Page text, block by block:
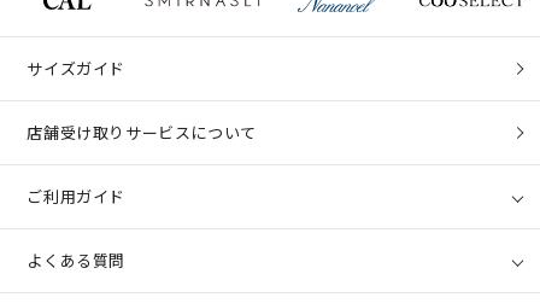
サイズガイド
店舗受け取りサービスについて
ご利用ガイド
よくある質問